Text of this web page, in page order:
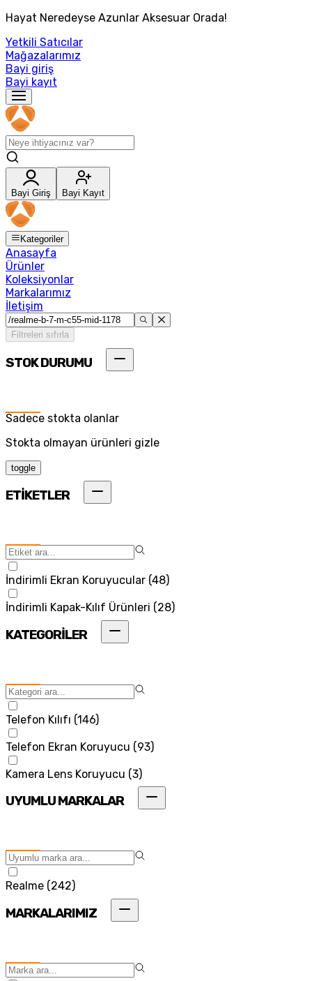
Hayat Neredeyse Azunlar Aksesuar Orada!
Yetkili Satıcılar
Mağazalarımız
Bayi giriş
Bayi kayıt
Bayi Giriş Bayi Kayıt
Kategoriler
Anasayfa
Ürünler
Koleksiyonlar
Markalarımız
İletişim
Filtreleri sıfırla
STOK DURUMU
Sadece stokta olanlar
Stokta olmayan ürünleri gizle
toggle
ETİKETLER
İndirimli Ekran Koruyucular (48)
İndirimli Kapak-Kılıf Ürünleri (28)
KATEGORİLER
Telefon Kılıfı (146)
Telefon Ekran Koruyucu (93)
Kamera Lens Koruyucu (3)
UYUMLU MARKALAR
Realme (242)
MARKALARIMIZ